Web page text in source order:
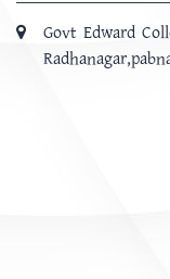
Govt Edward